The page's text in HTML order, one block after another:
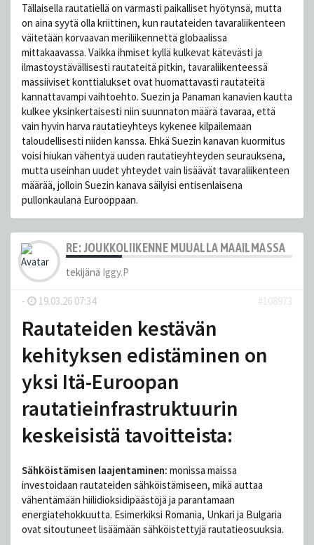
Tällaisella rautatiellä on varmasti paikalliset hyötynsä, mutta
on aina syytä olla kriittinen, kun rautateiden tavaraliikenteen
väitetään korvaavan meriliikennettä globaalissa
mittakaavassa. Vaikka ihmiset kyllä kulkevat kätevästi ja
ilmastoystävällisesti rautateitä pitkin, tavaraliikenteessä
massiiviset konttialukset ovat huomattavasti rautateitä
kannattavampi vaihtoehto. Suezin ja Panaman kanavien kautta
kulkee yksinkertaisesti niin suunnaton määrä tavaraa, että
vain hyvin harva rautatieyhteys kykenee kilpailemaan
taloudellisesti niiden kanssa. Ehkä Suezin kanavan kuormitus
voisi hiukan vähentyä uuden rautatieyhteyden seurauksena,
mutta useinhan uudet yhteydet vain lisäävät tavaraliikenteen
määrää, jolloin Suezin kanava säilyisi entisenlaisena
pullonkaulana Eurooppaan.
RE: JOUKKOLIIKENNE MUUALLA MAAILMASSA
tekijänä Iggy.P
- 19.03.26 07:34 #108973
Rautateiden kestävän
kehityksen edistäminen on
yksi Itä-Euroopan
rautatieinfrastruktuurin
keskeisistä tavoitteista:
Sähköistämisen laajentaminen: monissa maissa
investoidaan rautateiden sähköistämiseen, mikä auttaa
vähentämään hiilidioksidipäästöjä ja parantamaan
energiatehokkuutta. Esimerkiksi Romania, Unkari ja Bulgaria
ovat sitoutuneet lisäämään sähköistettyjä rautatieosuuksia.